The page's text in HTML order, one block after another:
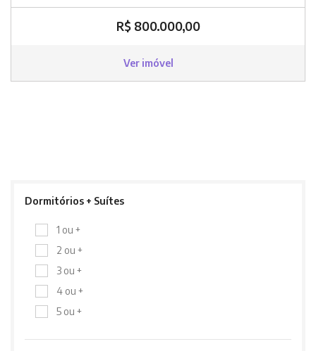
R$ 800.000,00
Ver imóvel
Dormitórios + Suítes
1 ou +
2 ou +
3 ou +
4 ou +
5 ou +